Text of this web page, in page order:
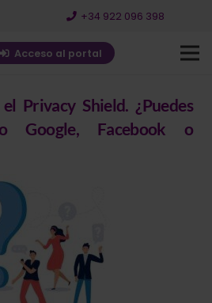
+34 922 096 398
Acceso al portal
Privacy Shield. ¿Puedes
Google, Facebook o